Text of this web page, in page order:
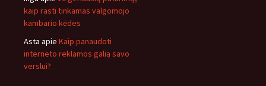
kaip rasti tinkamas valgomojo
kambario kėdes
Asta apie Kaip panaudoti
interneto reklamos galią savo
verslui?